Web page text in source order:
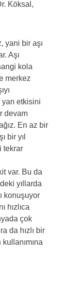
Köksal,
yani bir aşı
Aşı
kola
merkez
yan etkisini
devam
En az bir
bir yıl
tekrar
var. Bu da
yıllarda
konuşuyor
hızlıca
çok
da hızlı bir